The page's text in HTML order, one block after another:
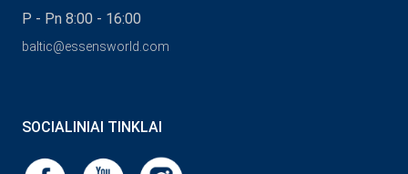
P - Pn 8:00 - 16:00
baltic@essensworld.com
SOCIALINIAI TINKLAI